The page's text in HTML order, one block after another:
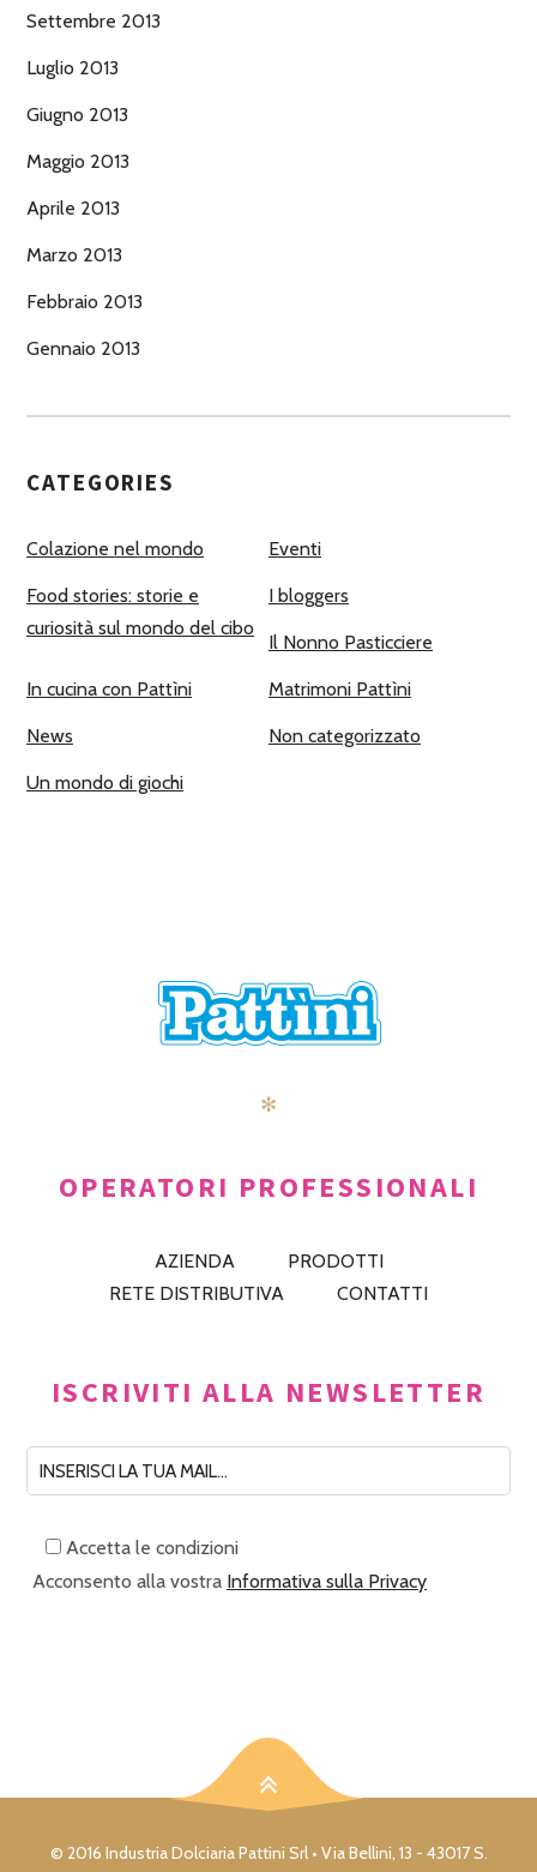
Settembre 2013
Luglio 2013
Giugno 2013
Maggio 2013
Aprile 2013
Marzo 2013
Febbraio 2013
Gennaio 2013
CATEGORIES
Colazione nel mondo Eventi
Food stories: storie e
curiosità sul mondo del cibo
I bloggers
Il Nonno Pasticciere
In cucina con Pattìni Matrimoni Pattìni
News Non categorizzato
Un mondo di giochi
✻
OPERATORI PROFESSIONALI
AZIENDA
PRODOTTI
RETE DISTRIBUTIVA
CONTATTI
ISCRIVITI ALLA NEWSLETTER
Accetta le condizioni
Acconsento alla vostra Informativa sulla Privacy
© 2016 Industria Dolciaria Pattini Srl • Via Bellini, 13 - 43017 S.